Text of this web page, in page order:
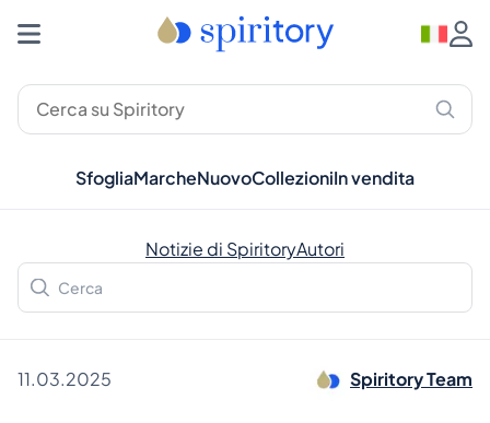
SfogliaMarcheNuovoCollezioniIn vendita
Notizie di SpiritoryAutori
11.03.2025 Spiritory Team